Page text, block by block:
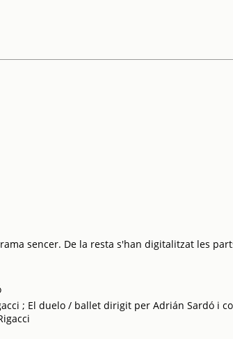
sencer. De la resta s'han digitalitzat les
; El duelo / ballet dirigit per Adrián Sardó i